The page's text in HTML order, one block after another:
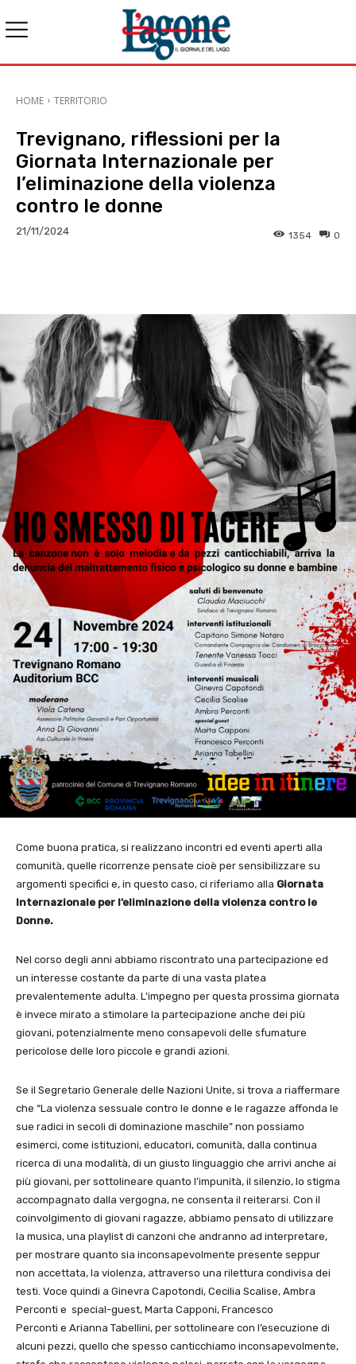
HOME TERRITORIO
Trevignano, riflessioni per la
Giornata Internazionale per
l’eliminazione della violenza
contro le donne
21/11/2024 0
1354
Come buona pratica, si realizzano incontri ed eventi aperti alla
comunità, quelle ricorrenze pensate cioè per sensibilizzare su
argomenti specifici e, in questo caso, ci riferiamo alla Giornata
Internazionale per l’eliminazione della violenza contro le
Donne.
Nel corso degli anni abbiamo riscontrato una partecipazione ed
un interesse costante da parte di una vasta platea
prevalentemente adulta. L’impegno per questa prossima giornata
è invece mirato a stimolare la partecipazione anche dei più
giovani, potenzialmente meno consapevoli delle sfumature
pericolose delle loro piccole e grandi azioni.
Se il Segretario Generale delle Nazioni Unite, si trova a riaffermare
che “La violenza sessuale contro le donne e le ragazze affonda le
sue radici in secoli di dominazione maschile” non possiamo
esimerci, come istituzioni, educatori, comunità, dalla continua
ricerca di una modalità, di un giusto linguaggio che arrivi anche ai
più giovani, per sottolineare quanto l’impunità, il silenzio, lo stigma
accompagnato dalla vergogna, ne consenta il reiterarsi. Con il
coinvolgimento di giovani ragazze, abbiamo pensato di utilizzare
la musica, una playlist di canzoni che andranno ad interpretare,
per mostrare quanto sia inconsapevolmente presente seppur
non accettata, la violenza, attraverso una rilettura condivisa dei
testi. Voce quindi a Ginevra Capotondi, Cecilia Scalise, Ambra
Perconti e special-guest, Marta Capponi, Francesco
Perconti e Arianna Tabellini, per sottolineare con l’esecuzione di
alcuni pezzi, quello che spesso canticchiamo inconsapevolmente,